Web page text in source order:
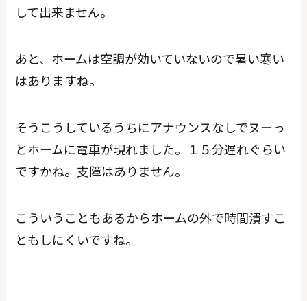
して出来ません。
あと、ホームは空調が効いていないので暑い寒い
はありますね。
そうこうしているうちにアナウンスなしでヌーっ
とホームに電車が現れました。１５分遅れぐらい
ですかね。支障はありません。
こういうこともあるからホームの外で時間潰すこ
ともしにくいですね。